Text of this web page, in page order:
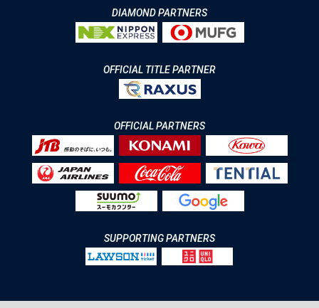
DIAMOND PARTNERS
OFFICIAL TITLE PARTNER
OFFICIAL PARTNERS
SUPPORTING PARTNERS